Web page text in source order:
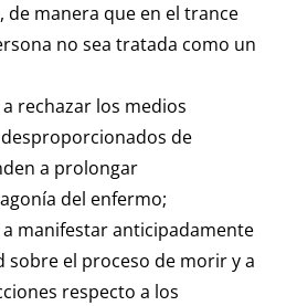
de manera que en el trance
no sea tratada como un
los medios
de
a prolongar
del enfermo;
anticipadamente
sobre el proceso de morir y a
respecto a los